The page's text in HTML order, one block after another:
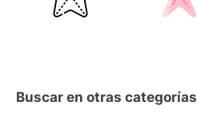
Buscar en otras categorías